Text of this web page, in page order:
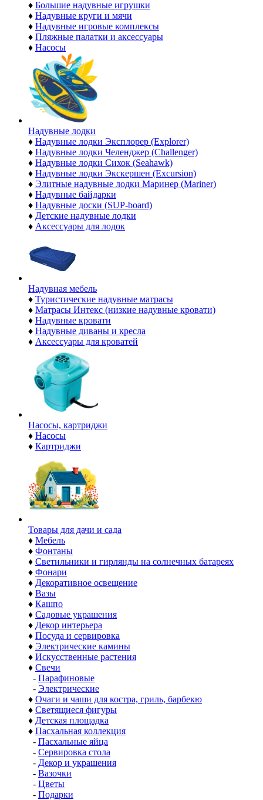
♦ Большие надувные игрушки
♦ Надувные круги и мячи
♦ Надувные игровые комплексы
♦ Пляжные палатки и аксессуары
♦ Насосы
Надувные лодки
♦ Надувные лодки Эксплорер (Explorer)
♦ Надувные лодки Челенджер (Challenger)
♦ Надувные лодки Сихок (Seahawk)
♦ Надувные лодки Экскершен (Excursion)
♦ Элитные надувные лодки Маринер (Mariner)
♦ Надувные байдарки
♦ Надувные доски (SUP-board)
♦ Детские надувные лодки
♦ Аксессуары для лодок
Надувная мебель
♦ Туристические надувные матрасы
♦ Матрасы Интекс (низкие надувные кровати)
♦ Надувные кровати
♦ Надувные диваны и кресла
♦ Аксессуары для кроватей
Насосы, картриджи
♦ Насосы
♦ Картриджи
Товары для дачи и сада
♦ Мебель
♦ Фонтаны
♦ Светильники и гирлянды на солнечных батареях
♦ Фонари
♦ Декоративное освещение
♦ Вазы
♦ Кашпо
♦ Садовые украшения
♦ Декор интерьера
♦ Посуда и сервировка
♦ Электрические камины
♦ Искусственные растения
♦ Свечи
- Парафиновые
- Электрические
♦ Очаги и чаши для костра, гриль, барбекю
♦ Светящиеся фигуры
♦ Детская площадка
♦ Пасхальная коллекция
- Пасхальные яйца
- Сервировка стола
- Декор и украшения
- Вазочки
- Цветы
- Подарки